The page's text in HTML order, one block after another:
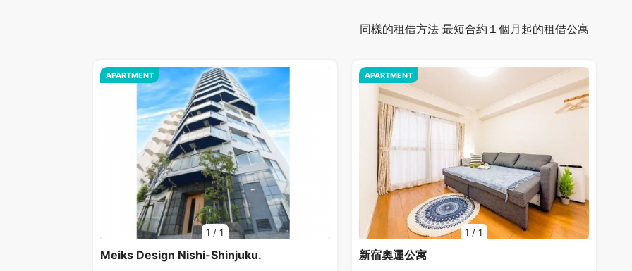
同樣的租借方法 最短合約１個月起的租借公寓
1 /1
APARTMENT
Meiks Design Nishi-Shinjuku.
1 /1
APARTMENT
新宿奧運公寓